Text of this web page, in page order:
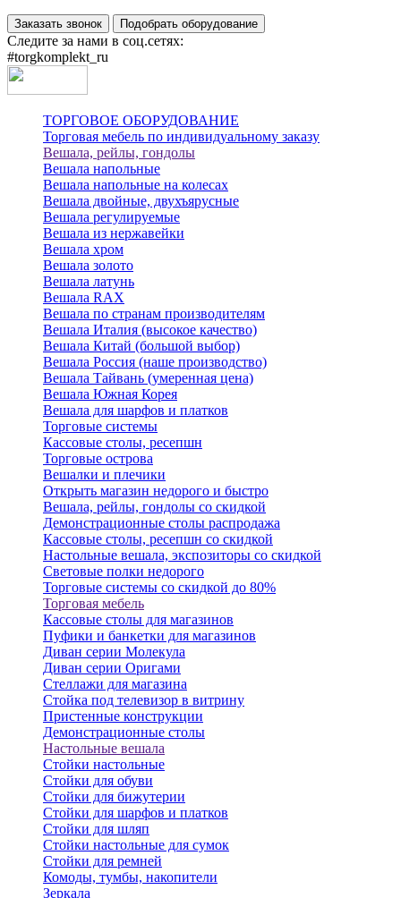
Заказать звонок Подобрать оборудование
Следите за нами в соц.сетях:
#torgkomplekt_ru
ТОРГОВОЕ ОБОРУДОВАНИЕ
Торговая мебель по индивидуальному заказу
Вешала, рейлы, гондолы
Вешала напольные
Вешала напольные на колесах
Вешала двойные, двухъярусные
Вешала регулируемые
Вешала из нержавейки
Вешала хром
Вешала золото
Вешала латунь
Вешала RAX
Вешала по странам производителям
Вешала Италия (высокое качество)
Вешала Китай (большой выбор)
Вешала Россия (наше производство)
Вешала Тайвань (умеренная цена)
Вешала Южная Корея
Вешала для шарфов и платков
Торговые системы
Кассовые столы, ресепшн
Торговые острова
Вешалки и плечики
Открыть магазин недорого и быстро
Вешала, рейлы, гондолы со скидкой
Демонстрационные столы распродажа
Кассовые столы, ресепшн со скидкой
Настольные вешала, экспозиторы со скидкой
Световые полки недорого
Торговые системы со скидкой до 80%
Торговая мебель
Кассовые столы для магазинов
Пуфики и банкетки для магазинов
Диван серии Молекула
Диван серии Оригами
Стеллажи для магазина
Стойка под телевизор в витрину
Пристенные конструкции
Демонстрационные столы
Настольные вешала
Стойки настольные
Стойки для обуви
Стойки для бижутерии
Стойки для шарфов и платков
Стойки для шляп
Стойки настольные для сумок
Стойки для ремней
Комоды, тумбы, накопители
Зеркала